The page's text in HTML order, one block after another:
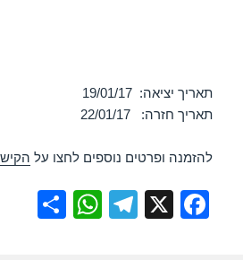
תאריך יציאה: 19/01/17
תאריך חזרה: 22/01/17
להזמנה ופרטים נוספים לחצו על
F
X
T
W